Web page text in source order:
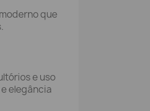
que
e uso
elegância